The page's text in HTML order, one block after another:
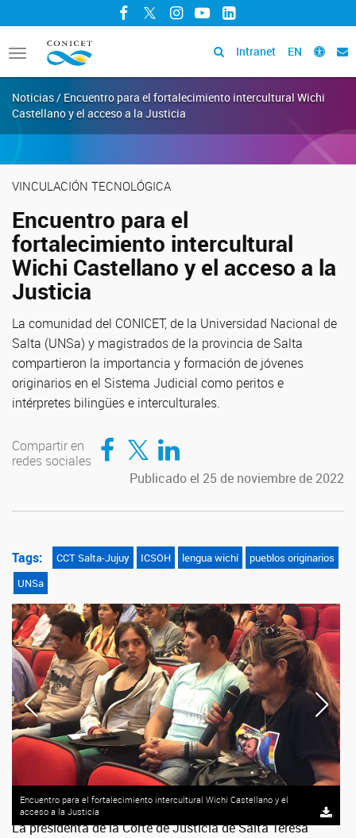
Facebook
TwitterInstagram
YouTubeLinkedIn
Toggle
navigation
Intranet EN
Noticias / Encuentro para el fortalecimiento intercultural Wichi
Castellano y el acceso a la Justicia
VINCULACIÓN TECNOLÓGICA
Encuentro para el
fortalecimiento intercultural
Wichi Castellano y el acceso a la
Justicia
La comunidad del CONICET, de la Universidad Nacional de
Salta (UNSa) y magistrados de la provincia de Salta
compartieron la importancia y formación de jóvenes
originarios en el Sistema Judicial como peritos e
intérpretes bilingües e interculturales.
Compartir en
redes sociales
Compartir en Facebook
Compartir en TwitterCompartir en LinkedIn
Publicado el 25 de noviembre de 2022
Tags: CCT Salta-Jujuy ICSOH lengua wichí
pueblos originarios
UNSa
Encuentro para el fortalecimiento intercultural Wichi Castellano y el
acceso a la Justicia
La presidenta de la Corte de Justicia de Salta Teresa